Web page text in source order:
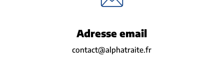
Adresse email
contact@alphatraite.fr